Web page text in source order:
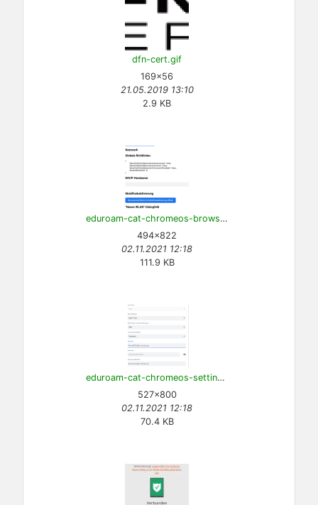
dfn-cert.gif
169×56
21.05.2019 13:10
2.9 KB
eduroam-cat-chromeos-browser.png
494×822
02.11.2021 12:18
111.9 KB
eduroam-cat-chromeos-settings.png
527×800
02.11.2021 12:18
70.4 KB